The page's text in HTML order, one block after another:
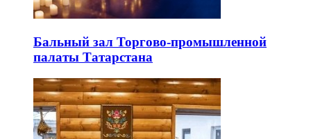
Бальный зал Торгово-промышленной
палаты Татарстана